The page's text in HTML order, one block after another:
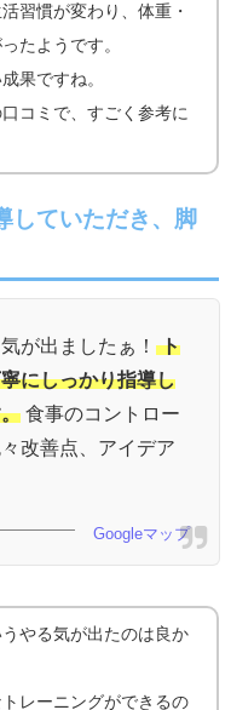
習慣が変わり、体重・
たようです。
果ですね。
コミで、すごく参考に
していただき、脚
が出ましたぁ！ ト
にしっかり指導し
食事のコントロー
改善点、アイデア
Googleマップ
やる気が出たのは良か
レーニングができるの